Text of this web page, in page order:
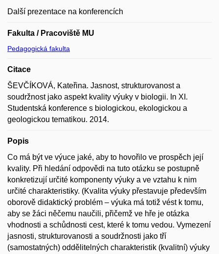
Další prezentace na konferencích
Fakulta / Pracoviště MU
Pedagogická fakulta
Citace
ŠEVČÍKOVÁ, Kateřina. Jasnost, strukturovanost a
soudržnost jako aspekt kvality výuky v biologii. In XI.
Studentská konference s biologickou, ekologickou a
geologickou tematikou. 2014.
Popis
Co má být ve výuce jaké, aby to hovořilo ve prospěch její
kvality. Při hledání odpovědi na tuto otázku se postupně
konkretizují určité komponenty výuky a ve vztahu k nim
určité charakteristiky. (Kvalita výuky přestavuje především
oborově didaktický problém – výuka má totiž vést k tomu,
aby se žáci něčemu naučili, přičemž ve hře je otázka
vhodnosti a schůdnosti cest, které k tomu vedou. Vymezení
jasnosti, strukturovanosti a soudržnosti jako tří
(samostatných) oddělitelných charakteristik (kvalitní) výuky